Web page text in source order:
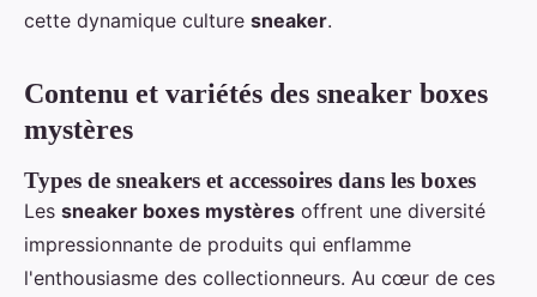
cette dynamique culture sneaker.
Contenu et variétés des sneaker boxes
mystères
Types de sneakers et accessoires dans les boxes
Les sneaker boxes mystères offrent une diversité
impressionnante de produits qui enflamme
l'enthousiasme des collectionneurs. Au cœur de ces